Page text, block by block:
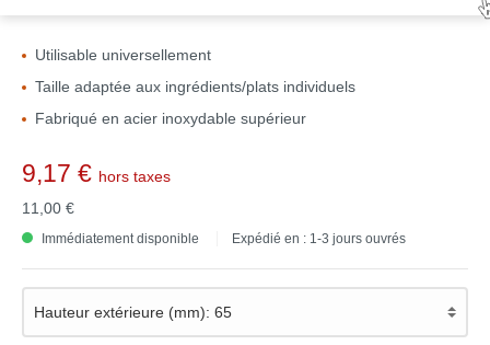
Utilisable universellement
Taille adaptée aux ingrédients/plats individuels
Fabriqué en acier inoxydable supérieur
9,17 € hors taxes
11,00 €
Immédiatement disponible Expédié en : 1-3 jours ouvrés